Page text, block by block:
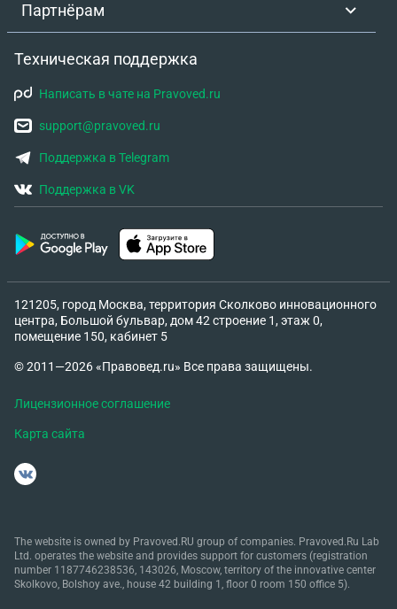
Партнёрам
Техническая поддержка
Написать в чате на Pravoved.ru
support@pravoved.ru
Поддержка в Telegram
Поддержка в VK
121205, город Москва, территория Сколково инновационного
центра, Большой бульвар, дом 42 строение 1, этаж 0,
помещение 150, кабинет 5
© 2011—2026 «Правовед.ru» Все права защищены.
Лицензионное соглашение
Карта сайта
The website is owned by Pravoved.RU group of companies. Pravoved.Ru Lab
Ltd. operates the website and provides support for customers (registration
number 1187746238536, 143026, Moscow, territory of the innovative center
Skolkovo, Bolshoy ave., house 42 building 1, floor 0 room 150 office 5).